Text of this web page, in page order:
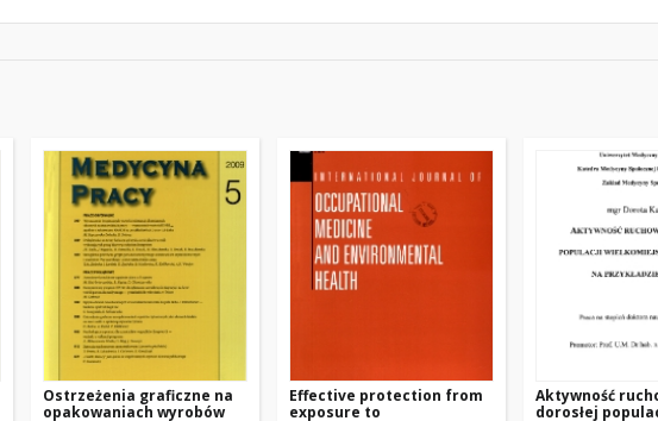
Ostrzeżenia graficzne na
opakowaniach wyrobów
Effective protection from
exposure to
Aktywność
dorosłej